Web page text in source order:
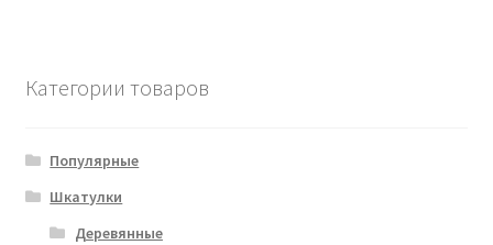
Категории товаров
Популярные
Шкатулки
Деревянные